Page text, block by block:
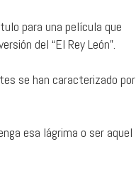
para una película que
del “El Rey León”.
se han caracterizado por
esa lágrima o ser aquel